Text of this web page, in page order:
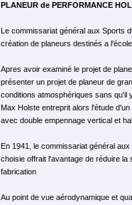
PLANEUR de PERFORMANCE
Le commissariat général aux Sports
création de planeurs destinés a
Apres avoir examiné le projet de
présenter un projet de planeur de
conditions atmosphériques sans qu'il
Max Holste entreprit alors l'étude
avec double empennage vertical et
En 1941, le commissariat général
choisie offrait l'avantage de réduire la
fabrication
Au point de vue aérodynamique et